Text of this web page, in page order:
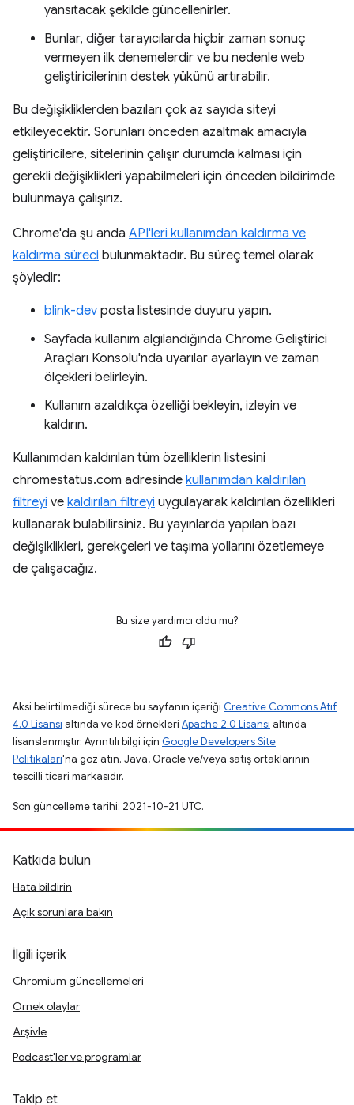
yansıtacak şekilde güncellenirler.
Bunlar, diğer tarayıcılarda hiçbir zaman sonuç
vermeyen ilk denemelerdir ve bu nedenle web
geliştiricilerinin destek yükünü artırabilir.
Bu değişikliklerden bazıları çok az sayıda siteyi
etkileyecektir. Sorunları önceden azaltmak amacıyla
geliştiricilere, sitelerinin çalışır durumda kalması için
gerekli değişiklikleri yapabilmeleri için önceden bildirimde
bulunmaya çalışırız.
Chrome'da şu anda API'leri kullanımdan kaldırma ve
kaldırma süreci bulunmaktadır. Bu süreç temel olarak
şöyledir:
blink-dev posta listesinde duyuru yapın.
Sayfada kullanım algılandığında Chrome Geliştirici
Araçları Konsolu'nda uyarılar ayarlayın ve zaman
ölçekleri belirleyin.
Kullanım azaldıkça özelliği bekleyin, izleyin ve
kaldırın.
Kullanımdan kaldırılan tüm özelliklerin listesini
chromestatus.com adresinde kullanımdan kaldırılan
filtreyi ve kaldırılan filtreyi uygulayarak kaldırılan özellikleri
kullanarak bulabilirsiniz. Bu yayınlarda yapılan bazı
değişiklikleri, gerekçeleri ve taşıma yollarını özetlemeye
de çalışacağız.
Bu size yardımcı oldu mu?
Aksi belirtilmediği sürece bu sayfanın içeriği Creative Commons Atıf
4.0 Lisansı altında ve kod örnekleri Apache 2.0 Lisansı altında
lisanslanmıştır. Ayrıntılı bilgi için Google Developers Site
Politikaları'na göz atın. Java, Oracle ve/veya satış ortaklarının
tescilli ticari markasıdır.
Son güncelleme tarihi: 2021-10-21 UTC.
Katkıda bulun
Hata bildirin
Açık sorunlara bakın
İlgili içerik
Chromium güncellemeleri
Örnek olaylar
Arşivle
Podcast'ler ve programlar
Takip et